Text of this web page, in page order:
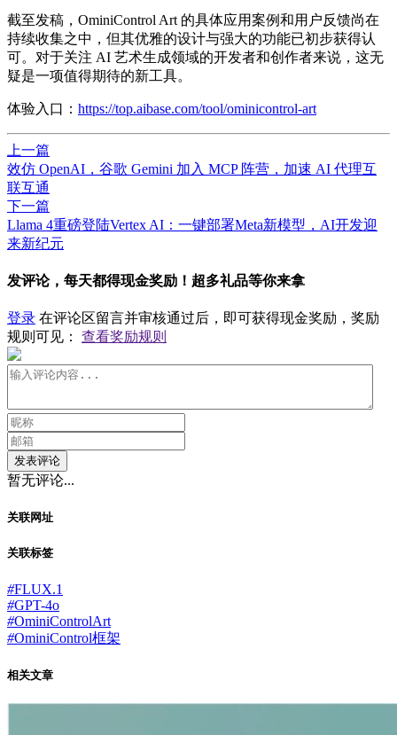
截至发稿，OminiControl Art 的具体应用案例和用户反馈尚在
持续收集之中，但其优雅的设计与强大的功能已初步获得认
可。对于关注 AI 艺术生成领域的开发者和创作者来说，这无
疑是一项值得期待的新工具。
体验入口： https://top.aibase.com/tool/ominicontrol-art
上一篇
效仿 OpenAI，谷歌 Gemini 加入 MCP 阵营，加速 AI 代理互
联互通
下一篇
Llama 4重磅登陆Vertex AI：一键部署Meta新模型，AI开发迎
来新纪元
发评论，每天都得现金奖励！超多礼品等你来拿
登录 在评论区留言并审核通过后，即可获得现金奖励，奖励
规则可见： 查看奖励规则
发表评论
暂无评论...
关联网址
关联标签
#FLUX.1
#GPT-4o
#OminiControlArt
#OminiControl框架
相关文章